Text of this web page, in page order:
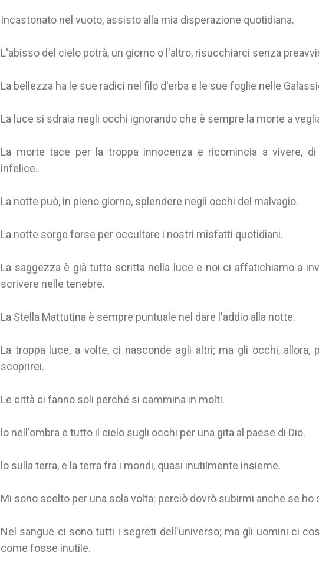
Incastonato nel vuoto, assisto alla mia disperazione quotidiana.
L'abisso del cielo potrà, un giorno o l'altro, risucchiarci senza
La bellezza ha le sue radici nel filo d'erba e le sue foglie nelle
La luce si sdraia negli occhi ignorando che è sempre la morte a
La morte tace per la troppa innocenza e ricomincia a vivere, di
infelice.
La notte può, in pieno giorno, splendere negli occhi del malvagio.
La notte sorge forse per occultare i nostri misfatti quotidiani.
La saggezza è già tutta scritta nella luce e noi ci affatichiamo a
scrivere nelle tenebre.
La Stella Mattutina è sempre puntuale nel dare l'addio alla notte.
La troppa luce, a volte, ci nasconde agli altri; ma gli occhi, allora,
scoprirei.
Le città ci fanno soli perché si cammina in molti.
lo nell'ombra e tutto il cielo sugli occhi per una gita al paese di Dio.
lo sulla terra, e la terra fra i mondi, quasi inutilmente insieme.
Mi sono scelto per una sola volta: perciò dovrò subirmi anche se ho
Nel sangue ci sono tutti i segreti dell'universo; ma gli uomini ci
come fosse inutile.